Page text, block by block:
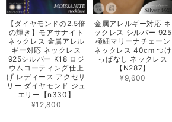
【ダイヤモンドの2.5倍
の輝き】モアサナイト
ネックレス 金属アレル
ギー対応 ネックレス
925シルバー K18 ロジ
ウムコーティング仕上
げ レディース アクセサ
リー ダイヤモンド ジュ
エリー【n330】
¥12,800
金属アレルギー対応 ネ
ックレス シルバー 925
極細マリーナチェーン
ネックレス 40cm つけ
っぱなし ネックレス
【N287】
¥9,600